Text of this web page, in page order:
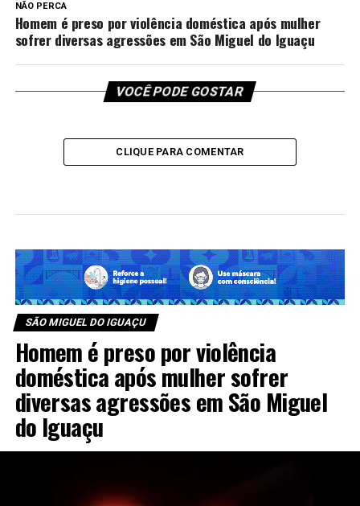
NÃO PERCA
Homem é preso por violência doméstica após mulher
sofrer diversas agressões em São Miguel do Iguaçu
VOCÊ PODE GOSTAR
CLIQUE PARA COMENTAR
SÃO MIGUEL DO IGUAÇU
Homem é preso por violência
doméstica após mulher sofrer
diversas agressões em São Miguel
do Iguaçu